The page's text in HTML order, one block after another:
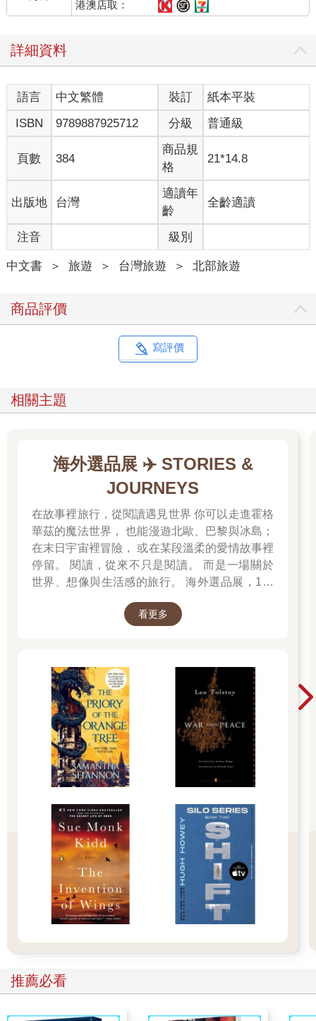
港澳店取：
詳細資料
語言 中文繁體 裝訂
紙本平裝
ISBN
9789887925712 分級 普通級
頁數 384
商品規
格
21*14.8
出版地 台灣
適讀年
齡
全齡適讀
注音 級別
中文書 ＞ 旅遊 ＞ 台灣旅遊 ＞ 北部旅遊
商品評價
寫評價
相關主題
海外選品展 ✈️ STORIES &
JOURNEYS
在故事裡旅行，從閱讀遇見世界 你可以走進霍格
華茲的魔法世界， 也能漫遊北歐、巴黎與冰島；
在末日宇宙裡冒險， 或在某段溫柔的愛情故事裡
停留。 閱讀，從來不只是閱讀。 而是一場關於
世界、想像與生活感的旅行。 海外選品展，1折
看更多
推薦必看